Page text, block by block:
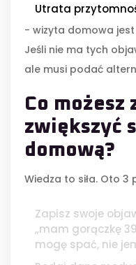
Utrata
- wizyta domowa
Jeśli nie ma tych
ale musi podać
Co możesz
zwiększyć
domową?
Wiedza to siła. Oto
Zapisz swoje
„mam gorączkę
mogę spać, nie